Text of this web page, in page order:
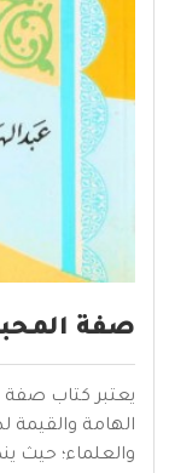
صفة
يعتبر كتاب صفة
الهامة
والعلماء؛ حيث